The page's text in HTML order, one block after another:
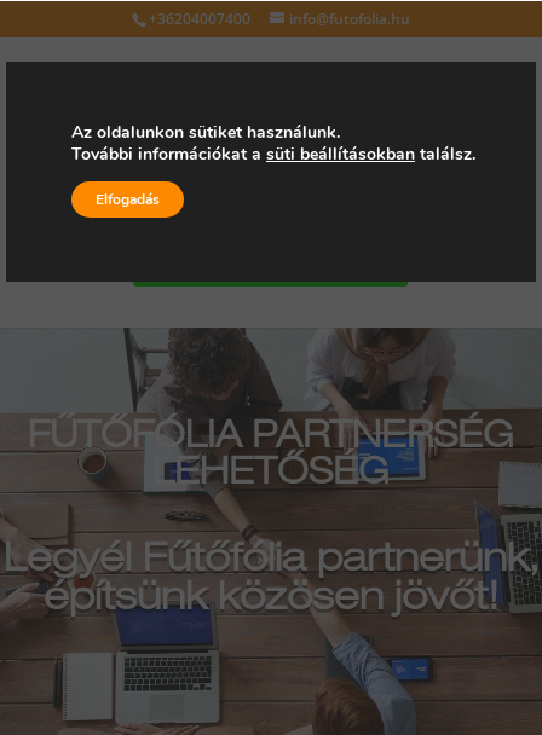
+36204007400 info@futofolia.hu
Válasszon oldalt
FŰTŐFÓLIA PARTNERSÉG
LEHETŐSÉG
Legyél Fűtőfólia partnerünk,
építsünk közösen jövőt!
Az oldalunkon sütiket használunk.
További információkat a süti beállításokban találsz.
Elfogadás